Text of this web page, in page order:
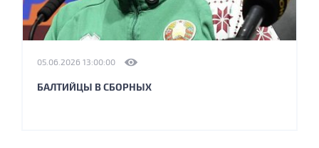
05.06.2026 13:00:00
БАЛТИЙЦЫ В СБОРНЫХ